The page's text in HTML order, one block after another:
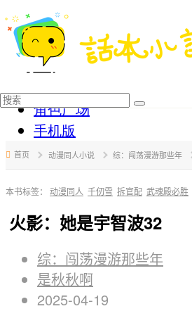
首页
分类
角色广场
手机版
首页 动漫同人小说 综：闯荡漫游那些年
本书标签： 动漫同人 千仞雪 拆官配 武魂殿必胜
火影：她是宇智波32
综：闯荡漫游那些年
是秋秋啊
2025-04-19